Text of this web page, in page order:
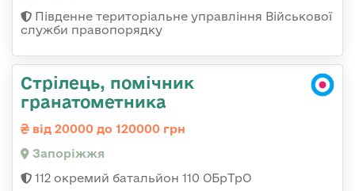
Південне територіальне управління Військової
служби правопорядку
Стрілець, помічник
гранатометника
від 20000 до 120000 грн
Запоріжжя
112 окремий батальйон 110 ОБрТрО